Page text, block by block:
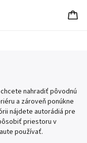
nahradiť pôvodnú
a zároveň ponúkne
nájdete autorádiá pre
priestoru v
používať.